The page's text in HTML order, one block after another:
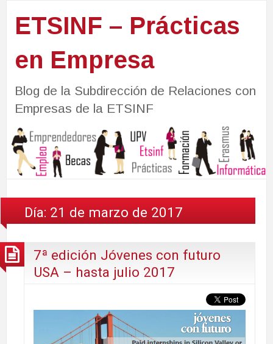
ETSINF – Prácticas
en Empresa
Blog de la Subdirección de Relaciones con
Empresas de la ETSINF
Día: 21 de marzo de 2017
7ª edición Jóvenes con futuro
USA – hasta julio 2017